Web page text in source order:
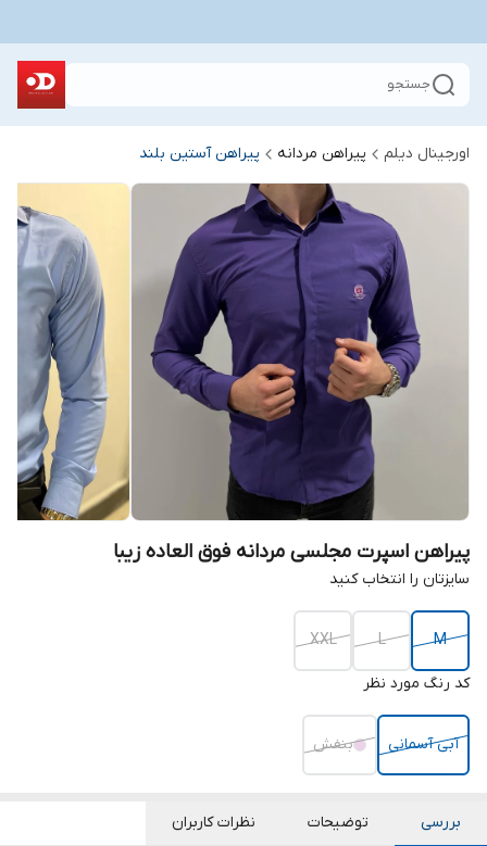
جستجو
اورجینال دیلم پیراهن مردانه پیراهن آستین بلند
پیراهن اسپرت مجلسی مردانه فوق العاده زیبا
سایزتان را انتخاب کنید
M
L
XXL
کد رنگ مورد نظر
آبی آسمانی بنفش
بررسی توضیحات نظرات کاربران